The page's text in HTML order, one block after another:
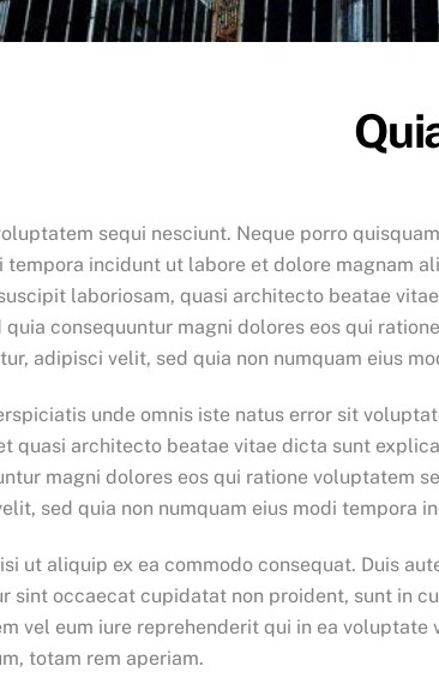
sequi nesciunt. Neque porro
tempora incidunt ut labore et dolore magnam
laboriosam, quasi architecto beatae
quia consequuntur magni dolores eos qui
adipisci velit, sed quia non numquam eius
unde omnis iste natus error sit
quasi architecto beatae vitae dicta sunt
magni dolores eos qui ratione voluptatem
sed quia non numquam eius modi tempora
ut aliquip ex ea commodo consequat. Duis
sint occaecat cupidatat non proident, sunt in
vel eum iure reprehenderit qui in ea
totam rem aperiam.